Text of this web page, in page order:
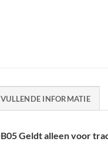
INFORMATIE
Geldt alleen voor